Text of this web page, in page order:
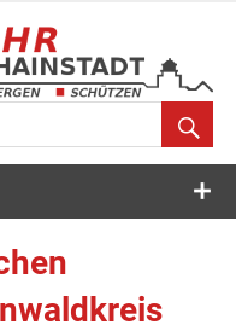
Hainstadt